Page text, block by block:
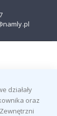
działały
oraz